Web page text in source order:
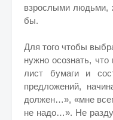
взрослыми людьми,
бы.
Для того чтобы
нужно осознать,
лист бумаги и
предложений,
должен…», «мне
не надо…». Не